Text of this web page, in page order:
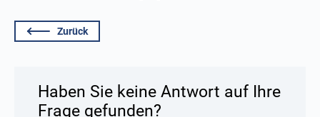
Zurück
Haben Sie keine Antwort auf Ihre
Frage gefunden?